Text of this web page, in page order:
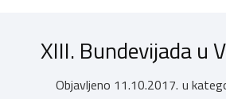
XIII. Bundevijada u
Objavljeno 11.10.2017. u